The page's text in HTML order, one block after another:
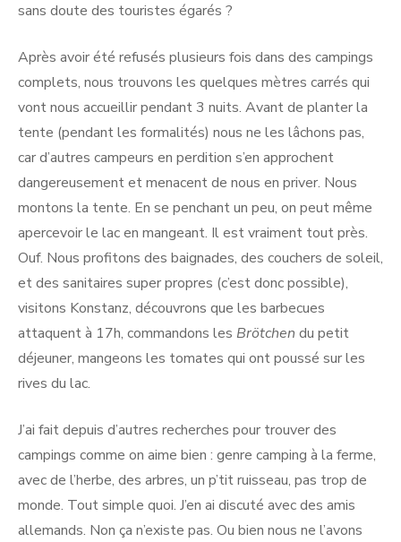
sans doute des touristes égarés ?
Après avoir été refusés plusieurs fois dans des campings
complets, nous trouvons les quelques mètres carrés qui
vont nous accueillir pendant 3 nuits. Avant de planter la
tente (pendant les formalités) nous ne les lâchons pas,
car d’autres campeurs en perdition s’en approchent
dangereusement et menacent de nous en priver. Nous
montons la tente. En se penchant un peu, on peut même
apercevoir le lac en mangeant. Il est vraiment tout près.
Ouf. Nous profitons des baignades, des couchers de soleil,
et des sanitaires super propres (c’est donc possible),
visitons Konstanz, découvrons que les barbecues
attaquent à 17h, commandons les Brötchen du petit
déjeuner, mangeons les tomates qui ont poussé sur les
rives du lac.
J’ai fait depuis d’autres recherches pour trouver des
campings comme on aime bien : genre camping à la ferme,
avec de l’herbe, des arbres, un p’tit ruisseau, pas trop de
monde. Tout simple quoi. J’en ai discuté avec des amis
allemands. Non ça n’existe pas. Ou bien nous ne l’avons